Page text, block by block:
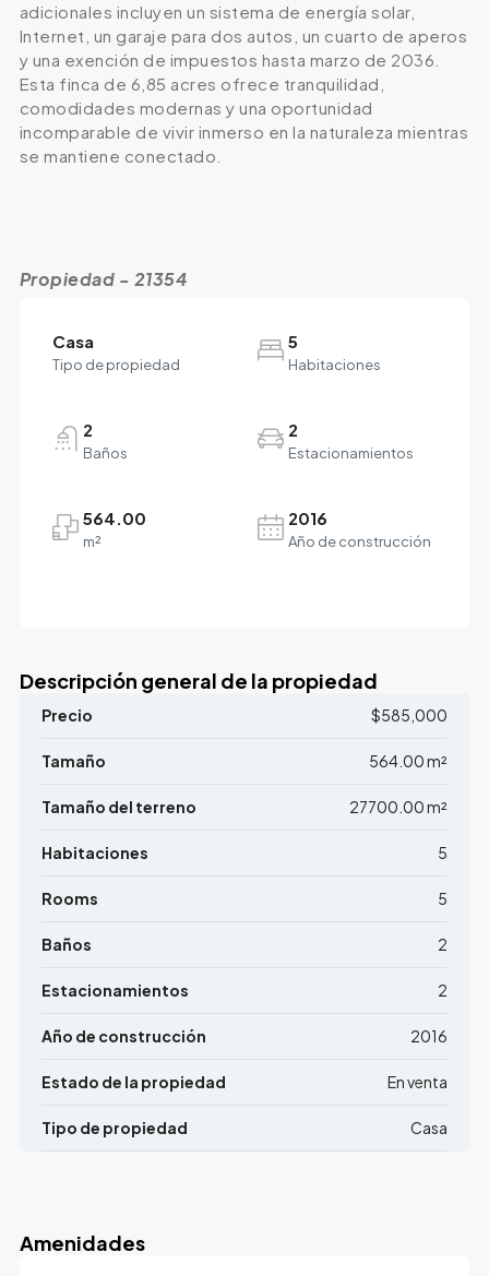
adicionales incluyen un sistema de energía solar,
Internet, un garaje para dos autos, un cuarto de aperos
y una exención de impuestos hasta marzo de 2036.
Esta finca de 6,85 acres ofrece tranquilidad,
comodidades modernas y una oportunidad
incomparable de vivir inmerso en la naturaleza mientras
se mantiene conectado.
Propiedad - 21354
Casa
Tipo de propiedad
5
Habitaciones
2
Baños
2
Estacionamientos
564.00
m²
2016
Año de construcción
Descripción general de la propiedad
Precio $585,000
Tamaño 564.00 m²
Tamaño del terreno 27700.00 m²
Habitaciones 5
Rooms 5
Baños 2
Estacionamientos 2
Año de construcción 2016
Estado de la propiedad En venta
Tipo de propiedad Casa
Amenidades